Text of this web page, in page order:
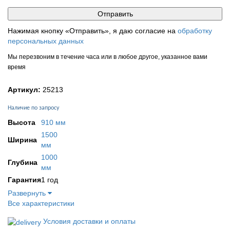
Нажимая кнопку «Отправить», я даю согласие на обработку
персональных данных
Мы перезвоним в течение часа или в любое другое, указанное вами
время
Артикул: 25213
Наличие по запросу
Высота 910 мм
Ширина
1500
мм
Глубина
1000
мм
Гарантия1 год
Развернуть
Все характеристики
Условия доставки и оплаты